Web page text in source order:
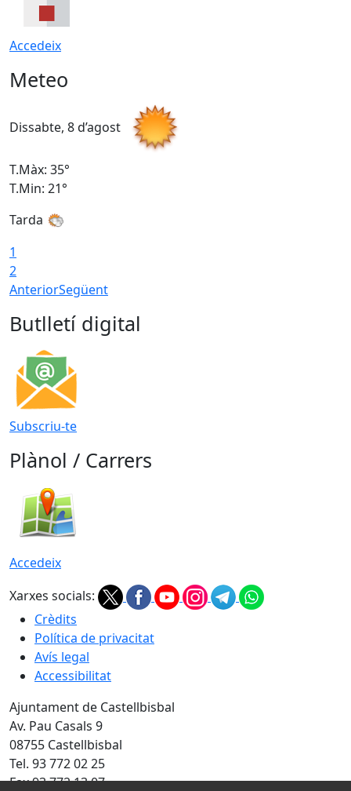
Accedeix
Meteo
Dissabte, 8 d’agost
T.Màx: 35°
T.Min: 21°
Tarda
1
2
AnteriorSegüent
Butlletí digital
Subscriu-te
Plànol / Carrers
Accedeix
Xarxes socials:
Crèdits
Política de privacitat
Avís legal
Accessibilitat
Ajuntament de Castellbisbal
Av. Pau Casals 9
08755 Castellbisbal
Tel. 93 772 02 25
Fax 93 772 13 07